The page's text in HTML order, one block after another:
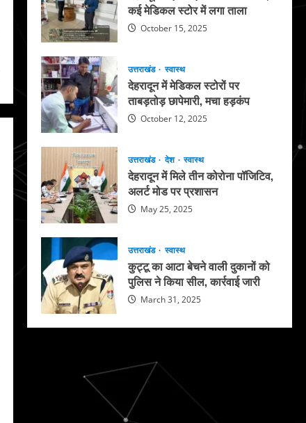
कई मेडिकल स्टोर में लगा ताला
October 15, 2025
उत्तराखंड स्वास्थ
देहरादून में मेडिकल स्टोरों पर
ताबड़तोड़ छापेमारी, मचा हड़कंप
October 12, 2025
उत्तराखंड देश स्वास्थ
देहरादून में मिले तीन कोरोना पॉजिटिव,
अलर्ट मोड पर प्रशासन
May 25, 2025
उत्तराखंड स्वास्थ
कुट्टू का आटा बेचने वाली दुकानों को
पुलिस ने किया सील, कार्रवाई जारी
March 31, 2025